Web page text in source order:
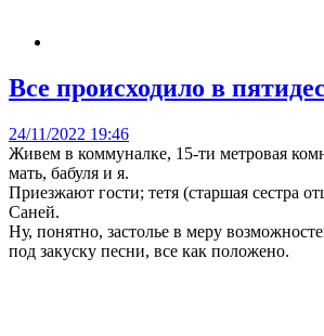
Все происходило в
24/11/2022 19:46
Живем в коммуналке, 15-ти метровая
мать, бабуля и я.
Приезжают гости; тетя (старшая сестра
Саней.
Ну, понятно, застолье в меру
под закуску песни, все как положено.